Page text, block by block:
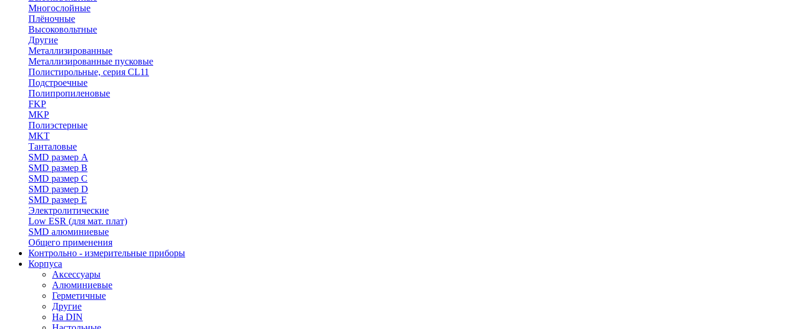
Многослойные
Плёночные
Высоковольтные
Другие
Металлизированные
Металлизированные пусковые
Полистирольные, серия CL11
Подстроечные
Полипропиленовые
FKP
MKP
Полиэстерные
MKT
Танталовые
SMD размер A
SMD размер B
SMD размер C
SMD размер D
SMD размер E
Электролитические
Low ESR (для мат. плат)
SMD алюминиевые
Общего применения
Контрольно - измерительные приборы
Корпуса
Аксессуары
Алюминиевые
Герметичные
Другие
На DIN